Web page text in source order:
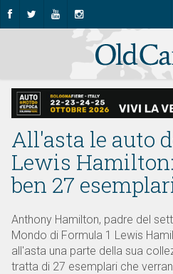
All'asta le auto
Lewis
ben 27
Anthony Hamilton, padre del
Mondo di Formula 1 Lewis
all'asta una parte della sua
tratta di 27 esemplari che